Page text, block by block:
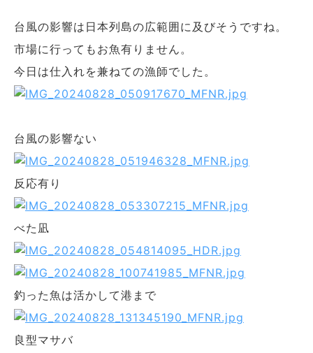
台風の影響は日本列島の広範囲に及びそうですね。
市場に行ってもお魚有りません。
今日は仕入れを兼ねての漁師でした。
台風の影響ない
反応有り
べた凪
釣った魚は活かして港まで
良型マサバ